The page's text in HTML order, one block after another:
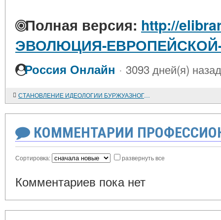
Полная версия: http://
ЭВОЛЮЦИЯ-
Россия Онлайн · 3093 дней(я) назад
СТАНОВЛЕНИЕ ИДЕОЛОГИИ БУРЖУАЗНОГО ЕВРОПЕИЗМА
КОММЕНТАРИИ
Сортировка: развернуть все
Комментариев пока нет